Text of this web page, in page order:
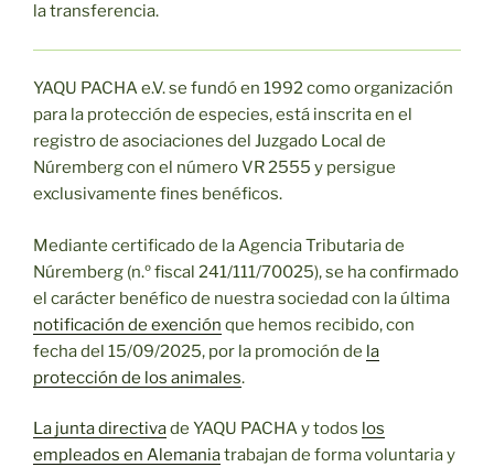
la transferencia.
YAQU PACHA e.V. se fundó en 1992 como organización
para la protección de especies, está inscrita en el
registro de asociaciones del Juzgado Local de
Núremberg con el número VR 2555 y persigue
exclusivamente fines benéficos.
Mediante certificado de la Agencia Tributaria de
Núremberg (n.º fiscal 241/111/70025), se ha confirmado
el carácter benéfico de nuestra sociedad con la última
notificación de exención que hemos recibido, con
fecha del 15/09/2025, por la promoción de la
protección de los animales.
La junta directivade YAQU PACHA y todos los
empleados en Alemaniatrabajan de forma voluntaria y